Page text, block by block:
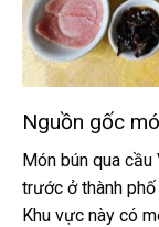
Nguồn gốc
Món bún qua
trước ở thành phố
Khu vực này có